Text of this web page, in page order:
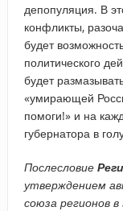
депопуляция. В
конфликты,
будет
политического
будет
«умирающей
помоги!» и на
губернатора в
Послесловие
утверждением
союза регионов